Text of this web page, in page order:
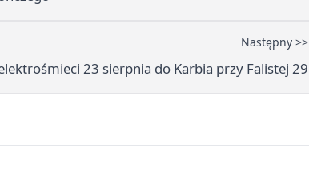
Następny >>
23 sierpnia do Karbia przy Falistej 29